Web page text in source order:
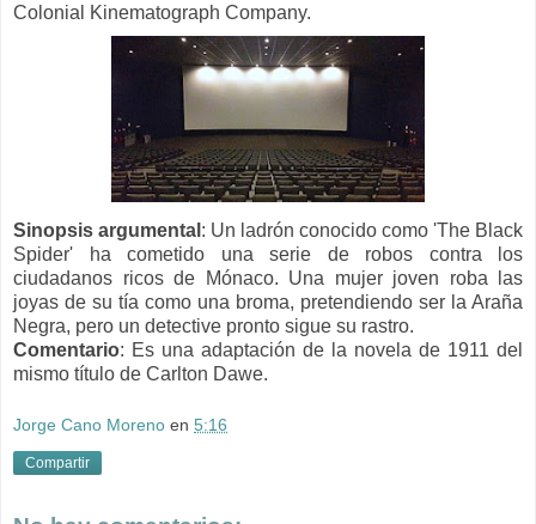
Colonial Kinematograph Company.
Sinopsis argumental : Un ladrón conocido como 'The Black
Spider' ha cometido una serie de robos contra los
ciudadanos ricos de Mónaco. Una mujer joven roba las
joyas de su tía como una broma, pretendiendo ser la Araña
Negra, pero un detective pronto sigue su rastro.
Comentario: Es una adaptación de la novela de 1911 del
mismo título de Carlton Dawe.
Jorge Cano Moreno en 5:16
Compartir